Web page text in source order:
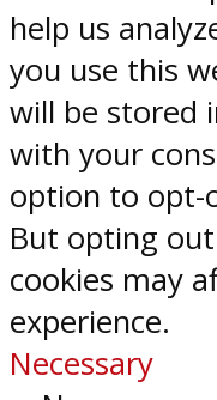
help us
you use this
will be stored
with your
option to opt-
But opting
cookies may
experience.
Necessary